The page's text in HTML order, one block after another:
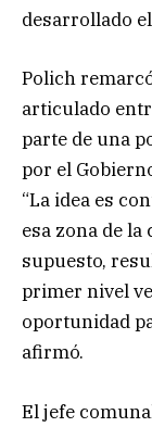
desarrollado
Polich
articulado
parte de una
por el
“La idea es
esa zona de
supuesto,
primer nivel
oportunidad
afirmó.
El jefe